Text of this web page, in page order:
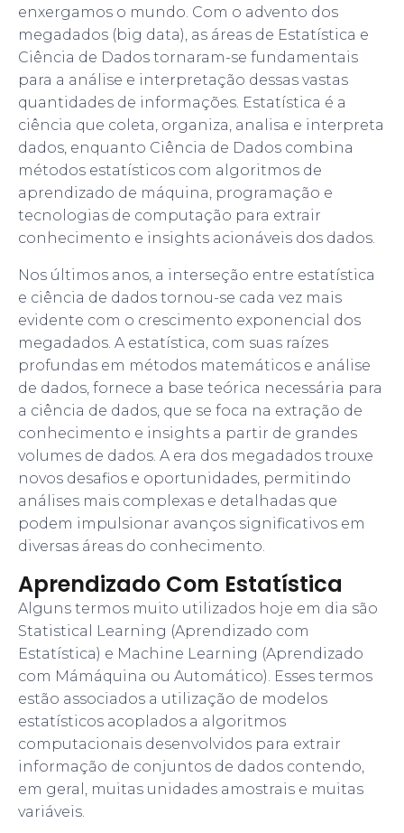
enxergamos o mundo. Com o advento dos
megadados (big data), as áreas de Estatística e
Ciência de Dados tornaram-se fundamentais
para a análise e interpretação dessas vastas
quantidades de informações. Estatística é a
ciência que coleta, organiza, analisa e interpreta
dados, enquanto Ciência de Dados combina
métodos estatísticos com algoritmos de
aprendizado de máquina, programação e
tecnologias de computação para extrair
conhecimento e insights acionáveis dos dados.
Nos últimos anos, a interseção entre estatística
e ciência de dados tornou-se cada vez mais
evidente com o crescimento exponencial dos
megadados. A estatística, com suas raízes
profundas em métodos matemáticos e análise
de dados, fornece a base teórica necessária para
a ciência de dados, que se foca na extração de
conhecimento e insights a partir de grandes
volumes de dados. A era dos megadados trouxe
novos desafios e oportunidades, permitindo
análises mais complexas e detalhadas que
podem impulsionar avanços significativos em
diversas áreas do conhecimento.
Aprendizado Com Estatística
Alguns termos muito utilizados hoje em dia são
Statistical Learning (Aprendizado com
Estatística) e Machine Learning (Aprendizado
com Mámáquina ou Automático). Esses termos
estão associados a utilização de modelos
estatísticos acoplados a algoritmos
computacionais desenvolvidos para extrair
informação de conjuntos de dados contendo,
em geral, muitas unidades amostrais e muitas
variáveis.